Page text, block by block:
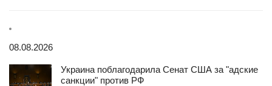
08.08.2026
Украина поблагодарила Сенат США за "адские
санкции" против РФ